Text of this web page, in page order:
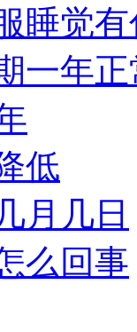
睡觉
一年
低
月几日
么回事